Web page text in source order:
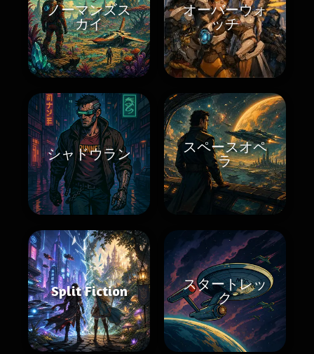
ノーマンズス
カイ
オーバーウォ
ッチ
シャドウラン
スペースオペ
ラ
Split Fiction
スタートレッ
ク